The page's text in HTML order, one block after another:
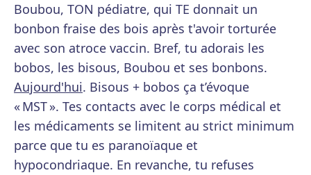
Boubou, TON pédiatre, qui TE donnait un
bonbon fraise des bois après t'avoir torturée
avec son atroce vaccin. Bref, tu adorais les
bobos, les bisous, Boubou et ses bonbons.
Aujourd'hui. Bisous + bobos ça t’évoque
« MST ». Tes contacts avec le corps médical et
les médicaments se limitent au strict minimum
parce que tu es paranoïaque et
hypocondriaque. En revanche, tu refuses